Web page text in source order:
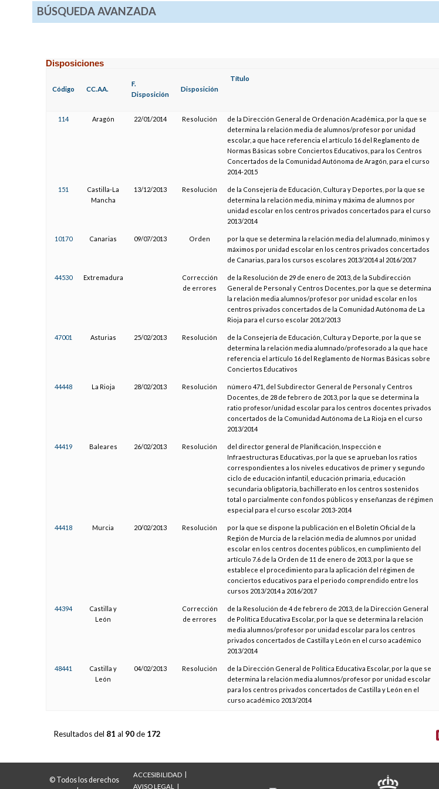
BÚSQUEDA AVANZADA
Disposiciones
Código CC.AA.
F.
Disposición
Disposición
Título
114 Aragón 22/01/2014 Resolución
de la Dirección General de Ordenación Académica, por la que se
determina la relación media de alumnos/profesor por unidad
escolar, a que hace referencia el artículo 16 del Reglamento de
Normas Básicas sobre Conciertos Educativos, para los Centros
Concertados de la Comunidad Autónoma de Aragón, para el curso
2014-2015
151
Castilla-La
Mancha
13/12/2013 Resolución
de la Consejería de Educación, Cultura y Deportes, por la que se
determina la relación media, mínima y máxima de alumnos por
unidad escolar en los centros privados concertados para el curso
2013/2014
10170 Canarias 09/07/2013 Orden
por la que se determina la relación media del alumnado, mínimos y
máximos por unidad escolar en los centros privados concertados
de Canarias, para los cursos escolares 2013/2014 al 2016/2017
44530 Extremadura
Corrección
de errores
de la Resolución de 29 de enero de 2013, de la Subdirección
General de Personal y Centros Docentes, por la que se determina
la relación media alumnos/profesor por unidad escolar en los
centros privados concertados de la Comunidad Autónoma de La
Rioja para el curso escolar 2012/2013
47001 Asturias 25/02/2013 Resolución
de la Consejería de Educación, Cultura y Deporte, por la que se
determina la relación media alumnado/profesorado a la que hace
referencia el artículo 16 del Reglamento de Normas Básicas sobre
Conciertos Educativos
44448 La Rioja 28/02/2013 Resolución
número 471, del Subdirector General de Personal y Centros
Docentes, de 28 de febrero de 2013, por la que se determina la
ratio profesor/unidad escolar para los centros docentes privados
concertados de la Comunidad Autónoma de La Rioja en el curso
2013/2014
44419 Baleares 26/02/2013 Resolución
del director general de Planificación, Inspección e
Infraestructuras Educativas, por la que se aprueban los ratios
correspondientes a los niveles educativos de primer y segundo
ciclo de educación infantil, educación primaria, educación
secundaria obligatoria, bachillerato en los centros sostenidos
total o parcialmente con fondos públicos y enseñanzas de régimen
especial para el curso escolar 2013-2014
44418 Murcia 20/02/2013 Resolución
por la que se dispone la publicación en el Boletín Oficial de la
Región de Murcia de la relación media de alumnos por unidad
escolar en los centros docentes públicos, en cumplimiento del
artículo 7.6 de la Orden de 11 de enero de 2013, por la que se
establece el procedimiento para la aplicación del régimen de
conciertos educativos para el periodo comprendido entre los
cursos 2013/2014 a 2016/2017
44394
Castilla y
León
Corrección
de errores
de la Resolución de 4 de febrero de 2013, de la Dirección General
de Política Educativa Escolar, por la que se determina la relación
media alumnos/profesor por unidad escolar para los centros
privados concertados de Castilla y León en el curso académico
2013/2014
48441
Castilla y
León
04/02/2013 Resolución
de la Dirección General de Política Educativa Escolar, por la que se
determina la relación media alumnos/profesor por unidad escolar
para los centros privados concertados de Castilla y León en el
curso académico 2013/2014
Resultados del 81 al 90de 172
© Todos los derechos
ACCESIBILIDAD
AVISO LEGAL